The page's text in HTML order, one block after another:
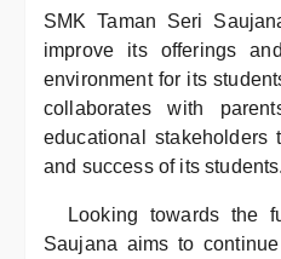
SMK Taman Seri
improve its offerings
environment for its
collaborates with
educational stakeholders
and success of its students.
Looking towards the
Saujana aims to